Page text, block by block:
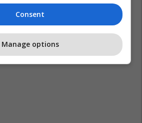
Consent
Manage options